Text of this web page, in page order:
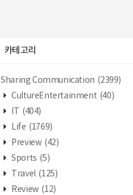
카테고리
Sharing Communication (2399)
CultureEntertainment (40)
(404)
Life (1769)
Preview (42)
Sports (5)
Travel (125)
Review (12)